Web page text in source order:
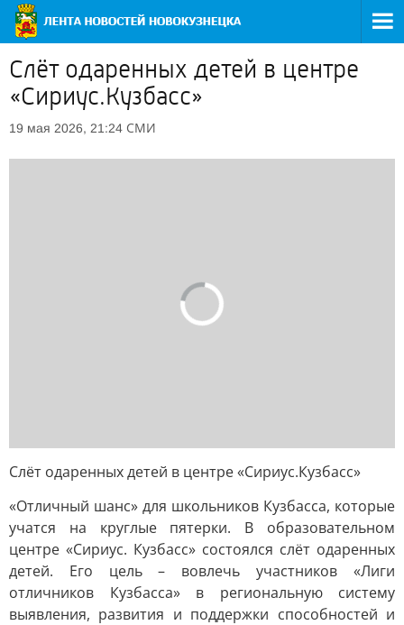
Слёт одаренных детей в центре
«Сириус.Кузбасс»
19 мая 2026, 21:24 СМИ
Слёт одаренных детей в центре «Сириус.Кузбасс»
«Отличный шанс» для школьников Кузбасса, которые
учатся на круглые пятерки. В образовательном
центре «Сириус. Кузбасс» состоялся слёт одаренных
детей. Его цель – вовлечь участников «Лиги
отличников Кузбасса» в региональную систему
выявления, развития и поддержки способностей и